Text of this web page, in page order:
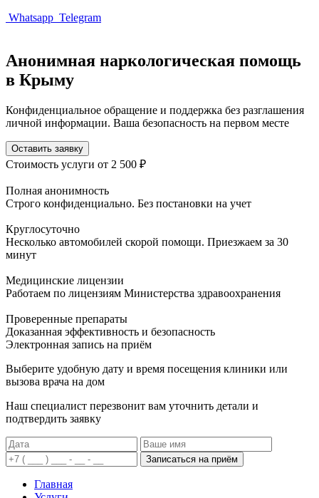
Whatsapp Telegram
Анонимная наркологическая помощь
в Крыму
Конфиденциальное обращение и поддержка без разглашения
личной информации. Ваша безопасность на первом месте
Оставить заявку
Стоимость услуги от 2 500 ₽
Полная анонимность
Строго конфиденциально. Без постановки на учет
Круглосуточно
Несколько автомобилей скорой помощи. Приезжаем за 30
минут
Медицинские лицензии
Работаем по лицензиям Министерства здравоохранения
Проверенные препараты
Доказанная эффективность и безопасность
Электронная запись на приём
Выберите удобную дату и время посещения клиники или
вызова врача на дом
Наш специалист перезвонит вам уточнить детали и
подтвердить заявку
Записаться на приём
Главная